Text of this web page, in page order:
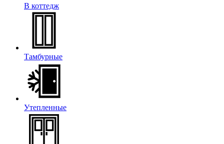
В коттедж
Тамбурные
Утепленные